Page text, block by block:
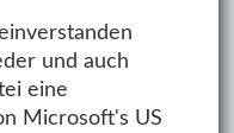
und auch
eine
Microsoft's US